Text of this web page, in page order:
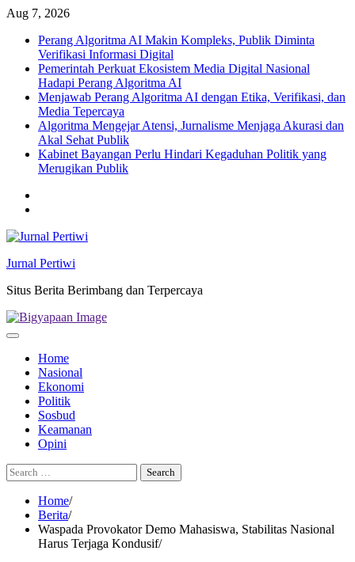
Skip
content
Aug 7, 2026
Perang Algoritma AI Makin Kompleks, Publik Diminta
Verifikasi Informasi Digital
Pemerintah Perkuat Ekosistem Media Digital Nasional
Hadapi Perang Algoritma AI
Menjawab Perang Algoritma AI dengan Etika, Verifikasi, dan
Media Tepercaya
Algoritma Mengejar Atensi, Jurnalisme Menjaga Akurasi dan
Akal Sehat Publik
Kabinet Bayangan Perlu Hindari Kegaduhan Politik yang
Merugikan Publik
Jurnal Pertiwi
Situs Berita Berimbang dan Terpercaya
Home
Nasional
Ekonomi
Politik
Sosbud
Keamanan
Opini
Search
for:
Home
Berita
Waspada Provokator Demo Mahasiswa, Stabilitas Nasional
Harus Terjaga Kondusif